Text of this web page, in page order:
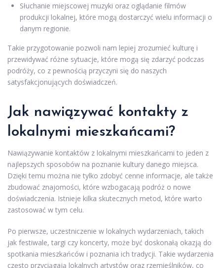
Słuchanie miejscowej muzyki oraz oglądanie filmów
produkcji lokalnej, które mogą dostarczyć wielu informacji o
danym regionie.
Takie przygotowanie pozwoli nam lepiej zrozumieć kulturę i
przewidywać różne sytuacje, które mogą się zdarzyć podczas
podróży, co z pewnością przyczyni się do naszych
satysfakcjonujących doświadczeń.
Jak nawiązywać kontakty z
lokalnymi mieszkańcami?
Nawiązywanie kontaktów z lokalnymi mieszkańcami to jeden z
najlepszych sposobów na poznanie kultury danego miejsca.
Dzięki temu można nie tylko zdobyć cenne informacje, ale także
zbudować znajomości, które wzbogacają podróż o nowe
doświadczenia. Istnieje kilka skutecznych metod, które warto
zastosować w tym celu.
Po pierwsze, uczestniczenie w lokalnych wydarzeniach, takich
jak festiwale, targi czy koncerty, może być doskonałą okazją do
spotkania mieszkańców i poznania ich tradycji. Takie wydarzenia
często przyciągają lokalnych artystów oraz rzemieślników, co